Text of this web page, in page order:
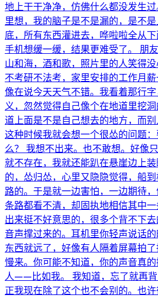
地上干干净净，仿佛什么都没发生
里想，我的脑子是不是漏的，是不
底，所有东西灌进去，哗啦啦全从
手机想缓一缓，结果更难受了。 朋
山和海，酒和歌，照片里的人笑得
不考研不法考，家里安排的工作月薪
像在说今天天气不错。我看着那行
义，忽然觉得自己像个在地道里挖
道上面是不是自己想去的地方，而别
这种时候我就会想一个很怂的问题
么？ 我想不出来。也不敢想。好像
就不存在，我就还能趴在悬崖边上
的，怂归怂，心里又隐隐觉得，船
路的。于是就一边害怕，一边期待
条路都看不清，却固执地相信其中
出来挺不好意思的，很多个背不下
音声撑过来的。耳机里你轻声说话
东西就远了，好像有人隔着屏幕拍
慢来。你可能不知道，你的声音真
人——比如我。 我知道，忘了就再
正我现在除了这个也不会别的。也